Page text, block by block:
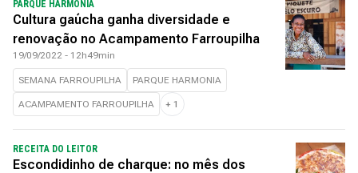
PARQUE HARMONIA
Cultura gaúcha ganha diversidade e
renovação no Acampamento Farroupilha
19/09/2022 - 12h49min
SEMANA FARROUPILHA PARQUE HARMONIA
ACAMPAMENTO FARROUPILHA + 1
RECEITA DO LEITOR
Escondidinho de charque: no mês dos